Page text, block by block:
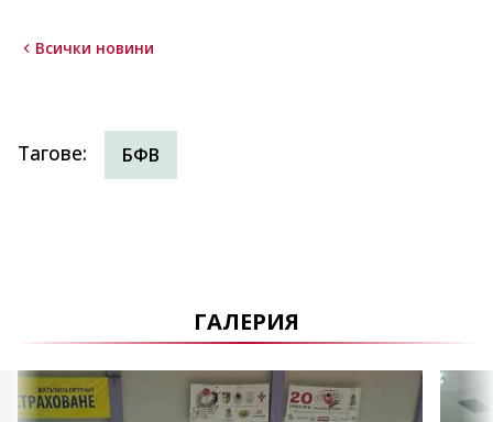
Всички новини
Тагове: БФВ
ГАЛЕРИЯ